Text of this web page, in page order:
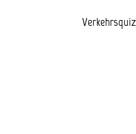
Verkehrsquiz